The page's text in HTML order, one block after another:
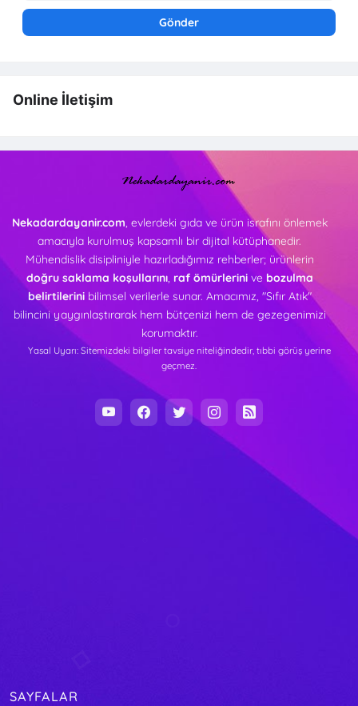
Online İletişim
Nekadardayanir.com, evlerdeki gıda ve ürün israfını önlemek
amacıyla kurulmuş kapsamlı bir dijital kütüphanedir.
Mühendislik disipliniyle hazırladığımız rehberler; ürünlerin
doğru saklama koşullarını, raf ömürlerinive bozulma
belirtilerinibilimsel verilerle sunar. Amacımız, "Sıfır Atık"
bilincini yaygınlaştırarak hem bütçenizi hem de gezegenimizi
korumaktır.
Yasal Uyarı: Sitemizdeki bilgiler tavsiye niteliğindedir, tıbbi görüş yerine
geçmez.
SAYFALAR